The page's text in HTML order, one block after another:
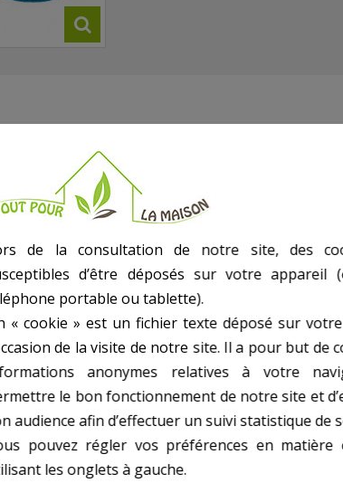
couvercle
de la consultation de notre site, des
d’être déposés sur votre appareil
portable ou tablette).
« cookie » est un fichier texte déposé sur
de la visite de notre site. Il a pour but de
anonymes relatives à votre
le bon fonctionnement de notre site et
audience afin d’effectuer un suivi statistique de
pouvez régler vos préférences en matière
les onglets à gauche.